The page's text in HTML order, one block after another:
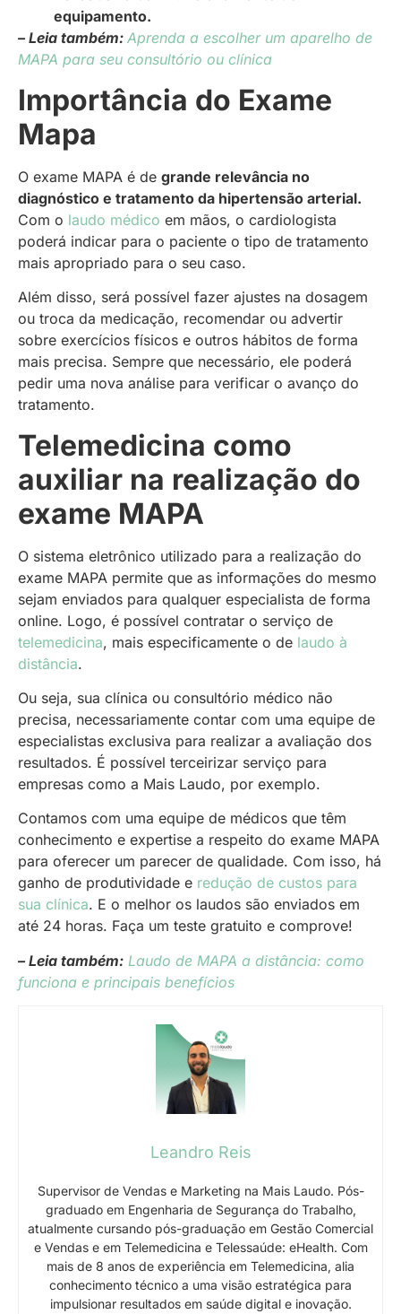
equipamento.
– Leia também: Aprenda a escolher um aparelho de
MAPA para seu consultório ou clínica
Importância do Exame
Mapa
O exame MAPA é de grande relevância no
diagnóstico e tratamento da hipertensão arterial.
Com o laudo médico em mãos, o cardiologista
poderá indicar para o paciente o tipo de tratamento
mais apropriado para o seu caso.
Além disso, será possível fazer ajustes na dosagem
ou troca da medicação, recomendar ou advertir
sobre exercícios físicos e outros hábitos de forma
mais precisa. Sempre que necessário, ele poderá
pedir uma nova análise para verificar o avanço do
tratamento.
Telemedicina como
auxiliar na realização do
exame MAPA
O sistema eletrônico utilizado para a realização do
exame MAPA permite que as informações do mesmo
sejam enviados para qualquer especialista de forma
online. Logo, é possível contratar o serviço de
telemedicina, mais especificamente o de laudo à
distância.
Ou seja, sua clínica ou consultório médico não
precisa, necessariamente contar com uma equipe de
especialistas exclusiva para realizar a avaliação dos
resultados. É possível terceirizar serviço para
empresas como a Mais Laudo, por exemplo.
Contamos com uma equipe de médicos que têm
conhecimento e expertise a respeito do exame MAPA
para oferecer um parecer de qualidade. Com isso, há
ganho de produtividade e redução de custos para
sua clínica. E o melhor os laudos são enviados em
até 24 horas. Faça um teste gratuito e comprove!
– Leia também: Laudo de MAPA a distância: como
funciona e principais benefícios
Leandro Reis
Supervisor de Vendas e Marketing na Mais Laudo. Pós-
graduado em Engenharia de Segurança do Trabalho,
atualmente cursando pós-graduação em Gestão Comercial
e Vendas e em Telemedicina e Telessaúde: eHealth. Com
mais de 8 anos de experiência em Telemedicina, alia
conhecimento técnico a uma visão estratégica para
impulsionar resultados em saúde digital e inovação.